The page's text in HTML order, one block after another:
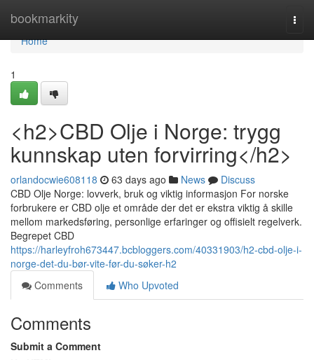
bookmarkity
Home
Home
1
<h2>CBD Olje i Norge: trygg
kunnskap uten forvirring</h2>
orlandocwie608118 63 days ago News
Discuss
CBD Olje Norge: lovverk, bruk og viktig informasjon For norske
forbrukere er CBD olje et område der det er ekstra viktig å skille
mellom markedsføring, personlige erfaringer og offisielt regelverk.
Begrepet CBD
https://harleyfroh673447.bcbloggers.com/40331903/h2-cbd-olje-i-
norge-det-du-bør-vite-før-du-søker-h2
Comments
Who Upvoted
Comments
Submit a Comment